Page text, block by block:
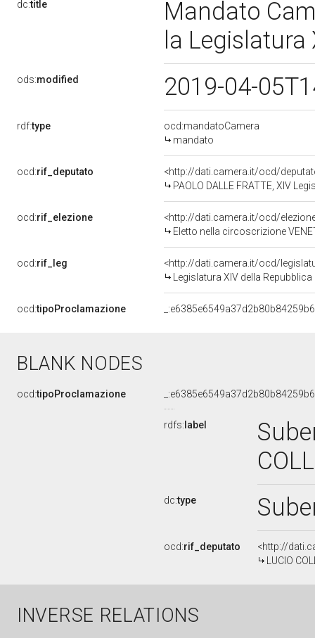
dc:title
Mandato
la
ods:modified 2019-04-
rdf:type
ocd:mandatoCamera
mandato
ocd:rif_deputato
<http://dati.camera.it/ocd/
PAOLO DALLE FRATTE, XIV
ocd:rif_elezione
<http://dati.camera.it/ocd/
Eletto nella circoscrizione
ocd:rif_leg
<http://dati.camera.it/ocd/
Legislatura XIV della
ocd:tipoProclamazione
BLANK NODES
ocd:tipoProclamazione
rdfs: label
dc:type
ocd:rif_deputato
<http://
LUCIO
INVERSE RELATIONS